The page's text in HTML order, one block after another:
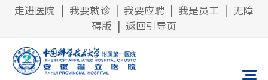
走进医院 我要就诊 我要应聘 我是员工
无障
碍版
返回引导页